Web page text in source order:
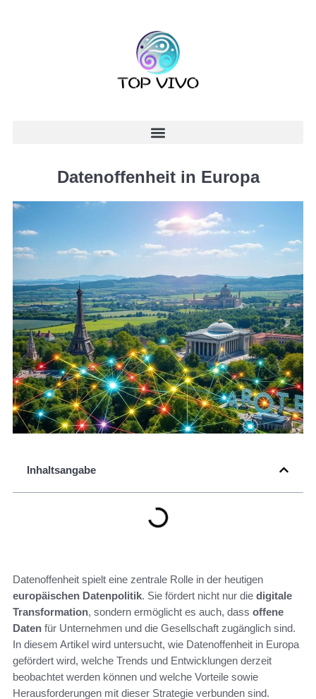
Datenoffenheit in Europa
Inhaltsangabe
Datenoffenheit spielt eine zentrale Rolle in der heutigen
europäischen Datenpolitik. Sie fördert nicht nur die digitale
Transformation, sondern ermöglicht es auch, dass offene
Daten für Unternehmen und die Gesellschaft zugänglich sind.
In diesem Artikel wird untersucht, wie Datenoffenheit in Europa
gefördert wird, welche Trends und Entwicklungen derzeit
beobachtet werden können und welche Vorteile sowie
Herausforderungen mit dieser Strategie verbunden sind.